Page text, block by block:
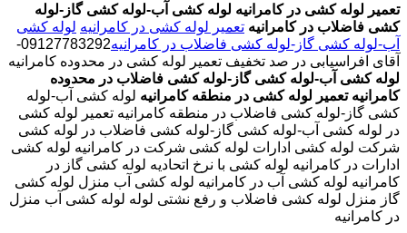
تعمیر لوله کشی در کامرانیه لوله کشی آب-لوله کشی گاز-لوله
کشی فاضلاب در کامرانیه تعمیر لوله کشی در کامرانیه لوله کشی
آب-لوله کشی گاز-لوله کشی فاضلاب در کامرانیه
09127783292-
آقای افراسیابی در صد تخفیف تعمیر لوله کشی در محدوده کامرانیه
لوله کشی آب-لوله کشی گاز-لوله کشی فاضلاب در محدوده
کامرانیه تعمیر لوله کشی در منطقه کامرانیه لوله کشی آب-لوله
کشی گاز-لوله کشی فاضلاب در منطقه کامرانیه تعمیر لوله کشی
در لوله کشی آب-لوله کشی گاز-لوله کشی فاضلاب در لوله کشی
شرکت لوله کشی ادارات لوله کشی شرکت در کامرانیه لوله کشی
ادارات در کامرانیه لوله کشی با نرخ اتحادیه لوله کشی گاز در
کامرانیه لوله کشی آب در کامرانیه لوله کشی آب منزل لوله کشی
گاز منزل لوله کشی فاضلاب و رفع نشتی لوله لوله کشی آب منزل
در کامرانیه